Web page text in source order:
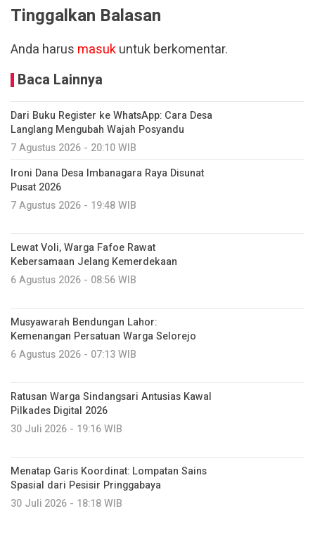
Tinggalkan Balasan
Anda harus masukuntuk berkomentar.
Baca Lainnya
Dari Buku Register ke WhatsApp: Cara Desa
Langlang Mengubah Wajah Posyandu
7 Agustus 2026 - 20:10 WIB
Ironi Dana Desa Imbanagara Raya Disunat
Pusat 2026
7 Agustus 2026 - 19:48 WIB
Lewat Voli, Warga Fafoe Rawat
Kebersamaan Jelang Kemerdekaan
6 Agustus 2026 - 08:56 WIB
Musyawarah Bendungan Lahor:
Kemenangan Persatuan Warga Selorejo
6 Agustus 2026 - 07:13 WIB
Ratusan Warga Sindangsari Antusias Kawal
Pilkades Digital 2026
30 Juli 2026 - 19:16 WIB
Menatap Garis Koordinat: Lompatan Sains
Spasial dari Pesisir Pringgabaya
30 Juli 2026 - 18:18 WIB